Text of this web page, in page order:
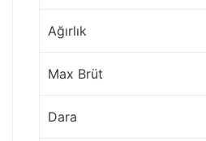
Ağırlık
Max Brüt
Dara